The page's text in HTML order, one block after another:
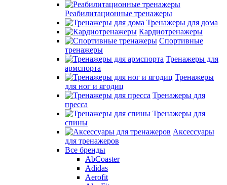
Реабилитационные тренажеры
Тренажеры для дома
Кардиотренажеры
Спортивные
тренажеры
Тренажеры для
армспорта
Тренажеры
для ног и ягодиц
Тренажеры для
пресса
Тренажеры для
спины
Аксессуары
для тренажеров
Все бренды
AbCoaster
Adidas
Aerofit